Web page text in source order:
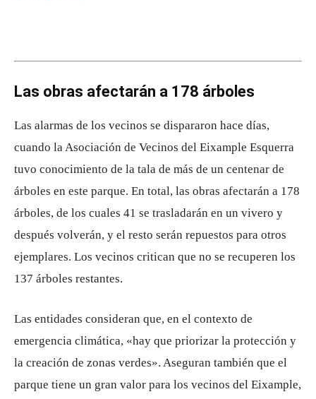
Las obras afectarán a 178 árboles
Las alarmas de los vecinos se dispararon hace días,
cuando la Asociación de Vecinos del Eixample Esquerra
tuvo conocimiento de la tala de más de un centenar de
árboles en este parque. En total, las obras afectarán a 178
árboles, de los cuales 41 se trasladarán en un vivero y
después volverán, y el resto serán repuestos para otros
ejemplares. Los vecinos critican que no se recuperen los
137 árboles restantes.
Las entidades consideran que, en el contexto de
emergencia climática, «hay que priorizar la protección y
la creación de zonas verdes». Aseguran también que el
parque tiene un gran valor para los vecinos del Eixample,